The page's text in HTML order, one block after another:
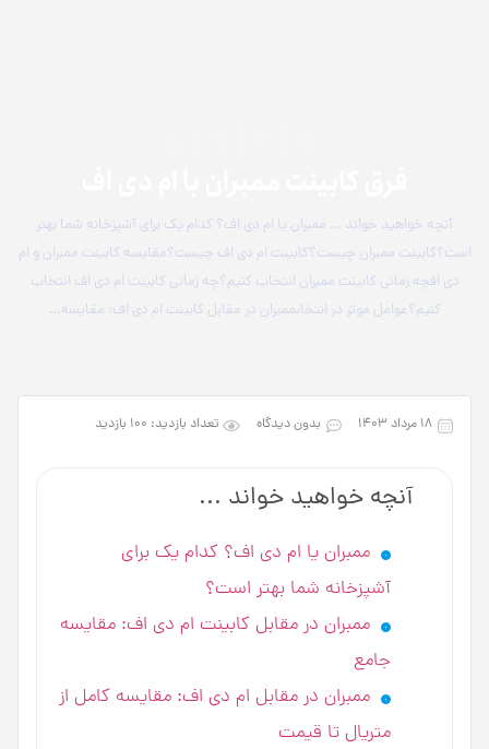
آنچه خواهید خواند … ممبران یا ام دی اف؟ کدام یک برای آشپزخانه شما بهتر
است؟کابینت ممبران چیست؟کابینت ام دی اف چیست؟مقایسه کابینت ممبران و ام
دی افچه زمانی کابینت ممبران انتخاب کنیم؟چه زمانی کابینت ام دی اف انتخاب
کنیم؟عوامل موثر در انتخابممبران در مقابل کابینت ام دی اف: مقایسه…
۱۸ مرداد ۱۴۰۳ بدون دیدگاه تعداد بازدید: 100 بازدید
آنچه خواهید خواند ...
ممبران یا ام دی اف؟ کدام یک برای
آشپزخانه شما بهتر است؟
ممبران در مقابل کابینت ام دی اف: مقایسه
جامع
ممبران در مقابل ام دی اف: مقایسه کامل از
متریال تا قیمت